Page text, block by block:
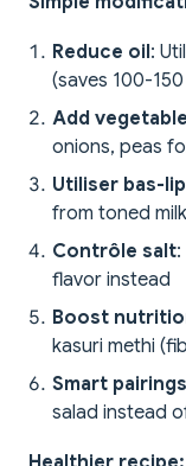
Reduce oil:
(saves 100-
Add
onions, peas
Utiliser bas-
from toned
Contrôle salt
flavor instead
Boost
kasuri methi
Smart pairings
salad instead